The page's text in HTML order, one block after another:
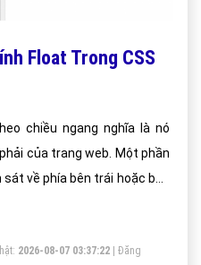
Float Trong CSS
chiều ngang nghĩa là nó
của trang web. Một phần
trái hoặc bên
2026-08-07 03:37:22
Đăng